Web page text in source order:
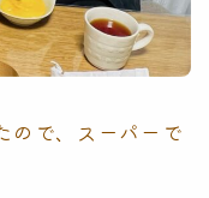
で、スーパーで